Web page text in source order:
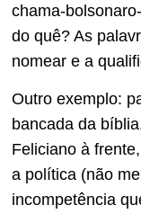
chama-
do quê? As
nomear e a
Outro exemplo:
bancada da
Feliciano à
a política (não
incompetência